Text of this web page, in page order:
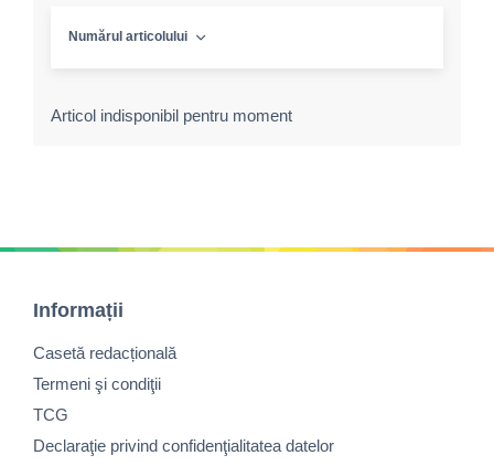
Numărul articolului
Articol indisponibil pentru moment
Informații
Casetă redacțională
Termeni şi condiţii
TCG
Declaraţie privind confidenţialitatea datelor